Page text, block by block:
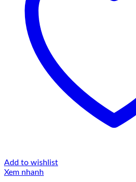
Add to wishlist
Xem nhanh